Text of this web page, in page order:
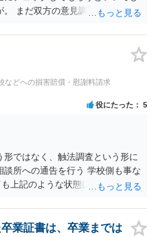
。 まだ双方の意見調整が必要です
などへの損害賠償・慰謝料請求
役にたった 5
ではなく、触法調査という形に
所への通告を行う 学校側も事な
上記のような状態になれば一定
警察側も動くのではないかと思
業証書は、卒業までは